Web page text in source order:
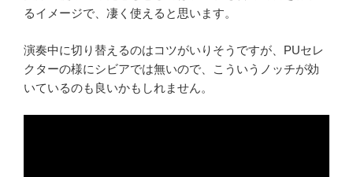
るイメージで、凄く使えると思います。
演奏中に切り替えるのはコツがいりそうですが、PUセレ
クターの様にシビアでは無いので、こういうノッチが効
いているのも良いかもしれません。